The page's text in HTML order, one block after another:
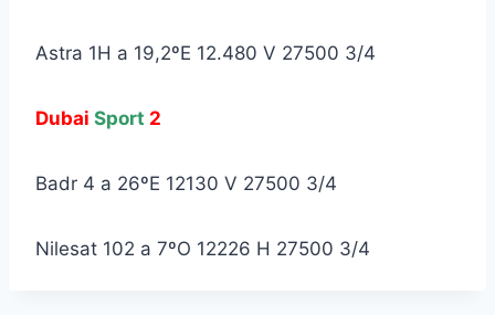
Astra 1H a 19,2ºE 12.480 V 27500 3/4
Dubai Sport 2
Badr 4 a 26ºE 12130 V 27500 3/4
Nilesat 102 a 7ºO 12226 H 27500 3/4